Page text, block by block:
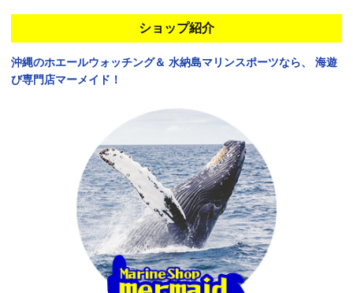
ショップ紹介
沖縄のホエールウォッチング＆ 水納島マリンスポーツなら、
海遊
び専門店マーメイド！